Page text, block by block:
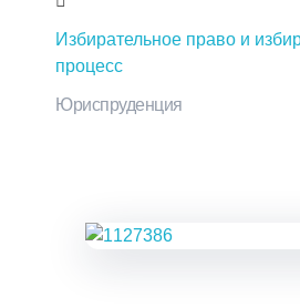
Избирательное право и
процесс
Юриспруденция